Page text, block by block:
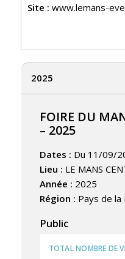
Site : www.lemans-
2025
FOIRE DU
– 2025
Dates : Du 11/09/
Lieu : LE MANS
Année : 2025
Région : Pays de la
Public
TOTAL NOMBRE DE